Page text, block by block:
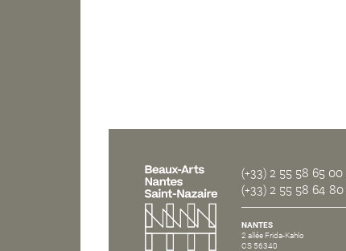
(+33) 2 55 58 65 00
(+33) 2 55 58 64 80
NANTES
2 allée Frida-Kahlo
CS 56340